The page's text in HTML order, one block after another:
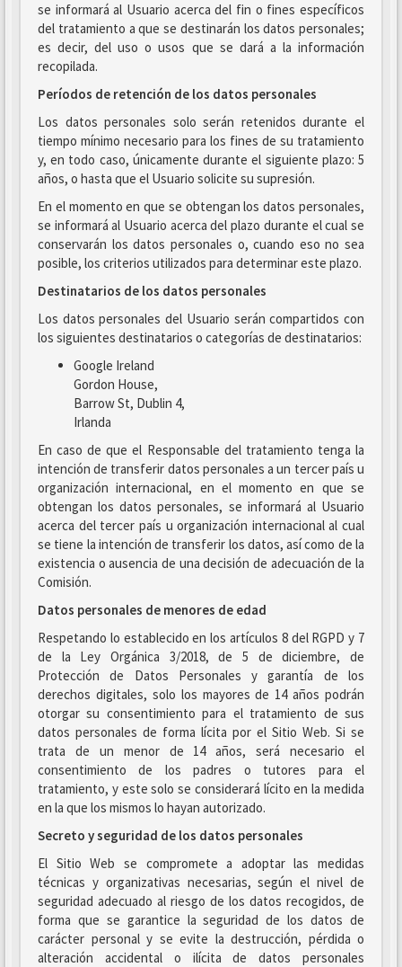
se informará al Usuario acerca del fin o fines específicos
del tratamiento a que se destinarán los datos personales;
es decir, del uso o usos que se dará a la información
recopilada.
Períodos de retención de los datos personales
Los datos personales solo serán retenidos durante el
tiempo mínimo necesario para los fines de su tratamiento
y, en todo caso, únicamente durante el siguiente plazo: 5
años, o hasta que el Usuario solicite su supresión.
En el momento en que se obtengan los datos personales,
se informará al Usuario acerca del plazo durante el cual se
conservarán los datos personales o, cuando eso no sea
posible, los criterios utilizados para determinar este plazo.
Destinatarios de los datos personales
Los datos personales del Usuario serán compartidos con
los siguientes destinatarios o categorías de destinatarios:
Google Ireland
Gordon House,
Barrow St, Dublin 4,
Irlanda
En caso de que el Responsable del tratamiento tenga la
intención de transferir datos personales a un tercer país u
organización internacional, en el momento en que se
obtengan los datos personales, se informará al Usuario
acerca del tercer país u organización internacional al cual
se tiene la intención de transferir los datos, así como de la
existencia o ausencia de una decisión de adecuación de la
Comisión.
Datos personales de menores de edad
Respetando lo establecido en los artículos 8 del RGPD y 7
de la Ley Orgánica 3/2018, de 5 de diciembre, de
Protección de Datos Personales y garantía de los
derechos digitales, solo los mayores de 14 años podrán
otorgar su consentimiento para el tratamiento de sus
datos personales de forma lícita por el Sitio Web. Si se
trata de un menor de 14 años, será necesario el
consentimiento de los padres o tutores para el
tratamiento, y este solo se considerará lícito en la medida
en la que los mismos lo hayan autorizado.
Secreto y seguridad de los datos personales
El Sitio Web se compromete a adoptar las medidas
técnicas y organizativas necesarias, según el nivel de
seguridad adecuado al riesgo de los datos recogidos, de
forma que se garantice la seguridad de los datos de
carácter personal y se evite la destrucción, pérdida o
alteración accidental o ilícita de datos personales